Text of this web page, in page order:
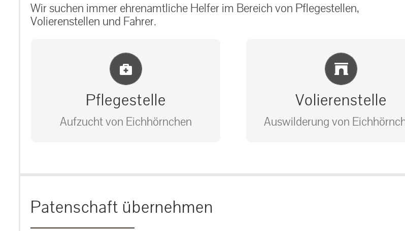
Wir suchen immer ehrenamtliche Helfer im Bereich von Pflegestellen,
Volierenstellen und Fahrer.
Pflegestelle
Aufzucht von Eichhörnchen
Einlernung und Infos
Volierenstelle
Auswilderung von
Einlernung und Infos
Patenschaft übernehmen